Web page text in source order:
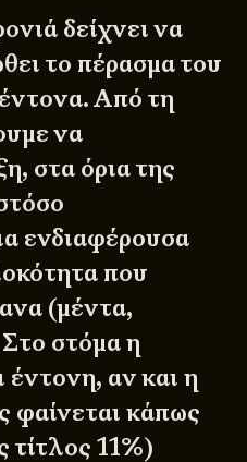
δείχνει να
το πέρασμα του
Από τη
να
στα όρια της
ενδιαφέρουσα
που
(μέντα,
στόμα η
έντονη, αν και η
φαίνεται κάπως
τίτλος 11%)